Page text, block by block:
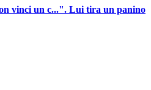
vinci un c...". Lui tira un panino